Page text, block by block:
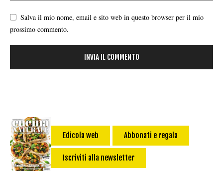
Salva il mio nome, email e sito web in questo browser per il mio
prossimo commento.
Edicola web Abbonati e regala
Iscriviti alla newsletter